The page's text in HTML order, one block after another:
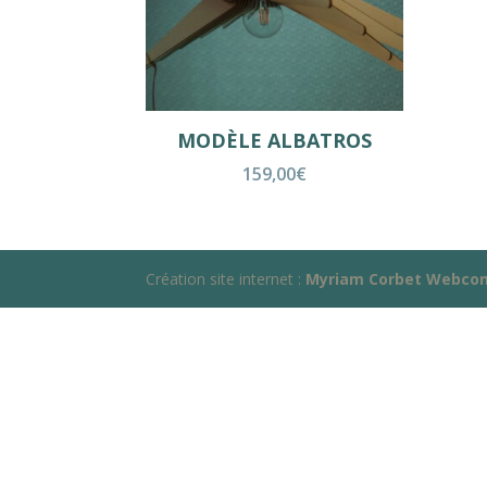
MODÈLE ALBATROS
159,00€
Création site internet : Myriam Corbet